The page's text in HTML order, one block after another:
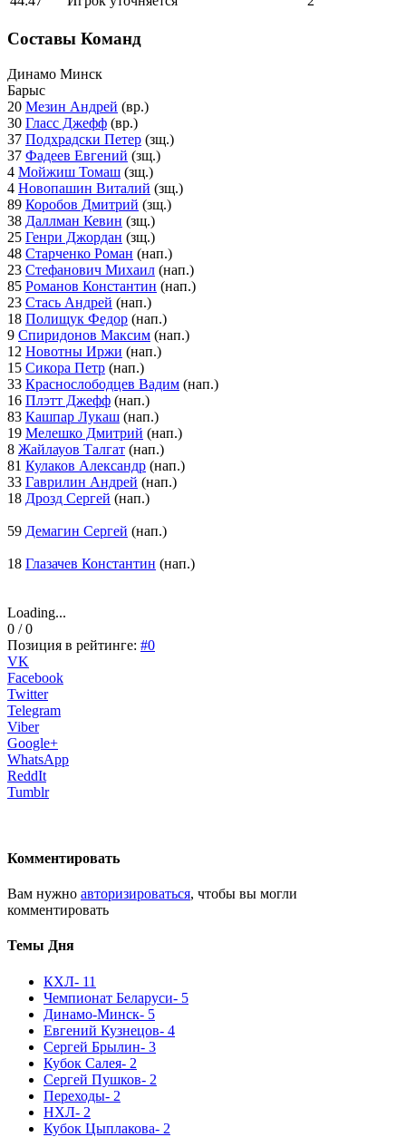
Составы Команд
Динамо Минск
Барыс
20 Мезин Андрей (вр.)
30 Гласс Джефф (вр.)
37 Подхрадски Петер (зщ.)
37 Фадеев Евгений (зщ.)
4 Мойжиш Томаш (зщ.)
4 Новопашин Виталий (зщ.)
89 Коробов Дмитрий (зщ.)
38 Даллман Кевин (зщ.)
25 Генри Джордан (зщ.)
48 Старченко Роман (нап.)
23 Стефанович Михаил (нап.)
85 Романов Константин (нап.)
23 Стась Андрей (нап.)
18 Полищук Федор (нап.)
9 Спиридонов Максим (нап.)
12 Новотны Иржи (нап.)
15 Сикора Петр (нап.)
33 Краснослободцев Вадим (нап.)
16 Плэтт Джефф (нап.)
83 Кашпар Лукаш (нап.)
19 Мелешко Дмитрий (нап.)
8 Жайлауов Талгат (нап.)
81 Кулаков Александр (нап.)
33 Гаврилин Андрей (нап.)
18 Дрозд Сергей (нап.)
59 Демагин Сергей (нап.)
18 Глазачев Константин (нап.)
Loading...
0 / 0
Позиция в рейтинге: #0
VK
Facebook
Twitter
Telegram
Viber
Google+
WhatsApp
ReddIt
Tumblr
Комментировать
Вам нужно авторизироваться, чтобы вы могли
комментировать
Темы Дня
КХЛ- 11
Чемпионат Беларуси- 5
Динамо-Минск- 5
Евгений Кузнецов- 4
Сергей Брылин- 3
Кубок Салея- 2
Сергей Пушков- 2
Переходы- 2
НХЛ- 2
Кубок Цыплакова- 2